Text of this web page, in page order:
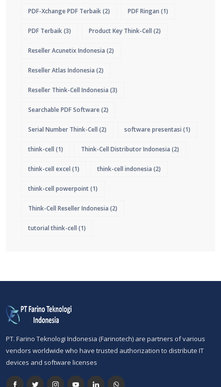
PDF-Xchange PDF Terbaik(2) PDF Ringan (1)
PDF Terbaik(3) Product Key Think-Cell (2)
Reseller Acunetix Indonesia (2)
Reseller Atlas Indonesia (2)
Reseller Think-Cell Indonesia (3)
Searchable PDF Software(2)
Serial Number Think-Cell (2) software presentasi (1)
think-cell (1) Think-Cell Distributor Indonesia (2)
think-cell excel (1) think-cell indonesia (2)
think-cell powerpoint(1)
Think-Cell Reseller Indonesia (2)
tutorial think-cell (1)
PT. Farino Teknologi Indonesia (Farinotech) are partners of various
vendors worldwide who have trusted authorization to distribute IT
devices and software licenses